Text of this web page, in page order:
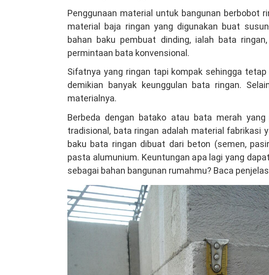
Penggunaan material untuk bangunan berbobot
material baja ringan yang digunakan buat
bahan baku pembuat dinding, ialah bata
permintaan bata konvensional.
Sifatnya yang ringan tapi kompak sehingga
demikian banyak keunggulan bata ringan.
materialnya.
Berbeda dengan batako atau bata merah
tradisional, bata ringan adalah material fabrikasi
baku bata ringan dibuat dari beton (semen,
pasta alumunium. Keuntungan apa lagi yang
sebagai bahan bangunan rumahmu? Baca